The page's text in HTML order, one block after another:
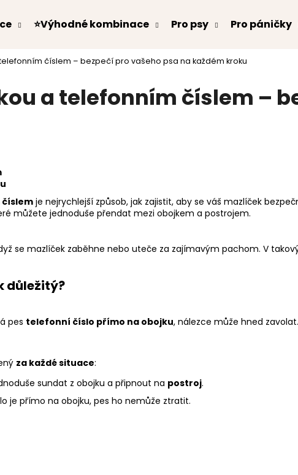
⭐Výhodné kombinace Pro psy Pro páničky
číslem – bezpečí pro vašeho psa na každém kroku
a telefonním číslem –
číslem je nejrychlejší způsob, jak zajistit, aby se váš mazlíček
můžete jednoduše přendat mezi obojkem a postrojem.
se mazlíček zaběhne nebo uteče za zajímavým pachom. V
důležitý?
pes telefonní číslo přímo na obojku, nálezce může hned zavolat.
za každé situace:
sundat z obojku a připnout na postroj.
je přímo na obojku, pes ho nemůže ztratit.
Co potřebujete najít?